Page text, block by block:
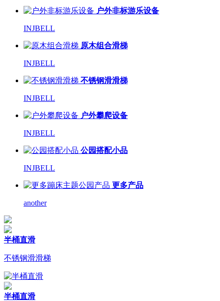
户外非标游乐设备
INJBELL
原木组合滑梯
INJBELL
不锈钢滑滑梯
INJBELL
户外攀爬设备
INJBELL
公园搭配小品
INJBELL
更多产品
another
半桶直滑
不锈钢滑滑梯
半桶直滑